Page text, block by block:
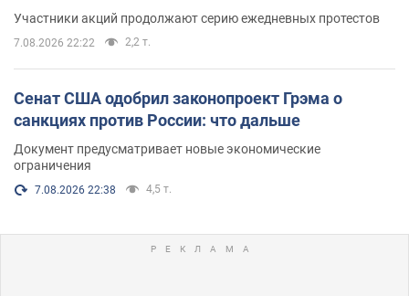
Участники акций продолжают серию ежедневных протестов
7.08.2026 22:22 2,2 т.
Сенат США одобрил законопроект Грэма о
санкциях против России: что дальше
Документ предусматривает новые экономические
ограничения
7.08.2026 22:38 4,5 т.